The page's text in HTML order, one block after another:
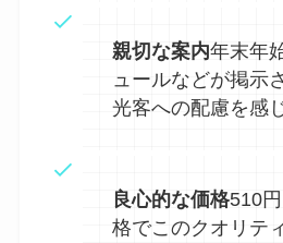
親切な案内年末年
ュールなどが掲示
光客への配慮を感
良心的な価格510
格でこのクオリテ